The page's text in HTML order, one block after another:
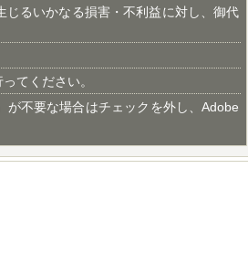
るいかなる損害・不利益に対し、御代
てください。
不要な場合はチェックを外し、Adobe